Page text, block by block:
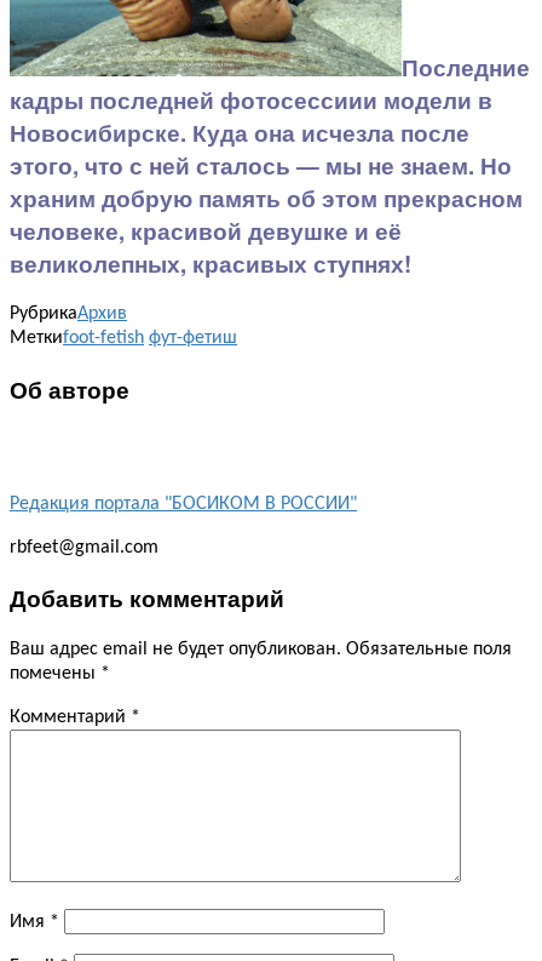
Последние
кадры последней фотосессиии модели в
Новосибирске. Куда она исчезла после
этого, что с ней сталось — мы не знаем. Но
храним добрую память об этом прекрасном
человеке, красивой девушке и её
великолепных, красивых ступнях!
РубрикаАрхив
Меткиfoot-fetish фут-фетиш
Об авторе
Редакция портала "БОСИКОМ В РОССИИ"
rbfeet@gmail.com
Добавить комментарий
Ваш адрес email не будет опубликован. Обязательные поля
помечены *
Комментарий *
Имя *